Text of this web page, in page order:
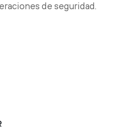
de seguridad.